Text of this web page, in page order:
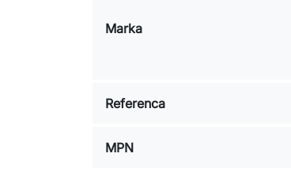
Marka
Referenca
MPN